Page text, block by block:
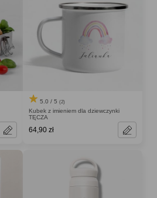
5.0 / 5 (2)
Kubek z imieniem dla dziewczynki
TĘCZA
64,90 zł